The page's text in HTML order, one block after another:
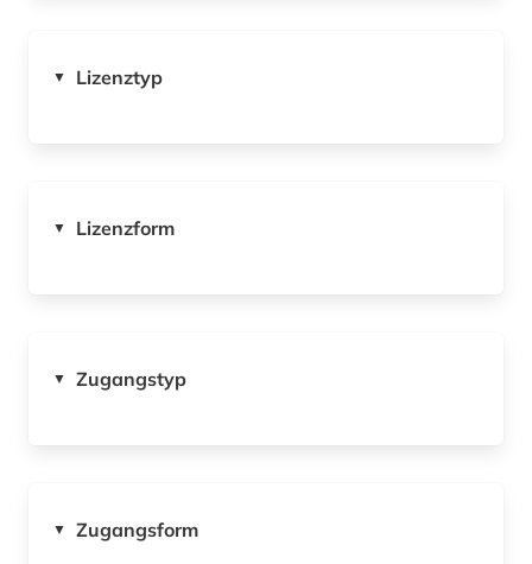
▼ Lizenztyp
▼ Lizenzform
▼ Zugangstyp
▼ Zugangsform